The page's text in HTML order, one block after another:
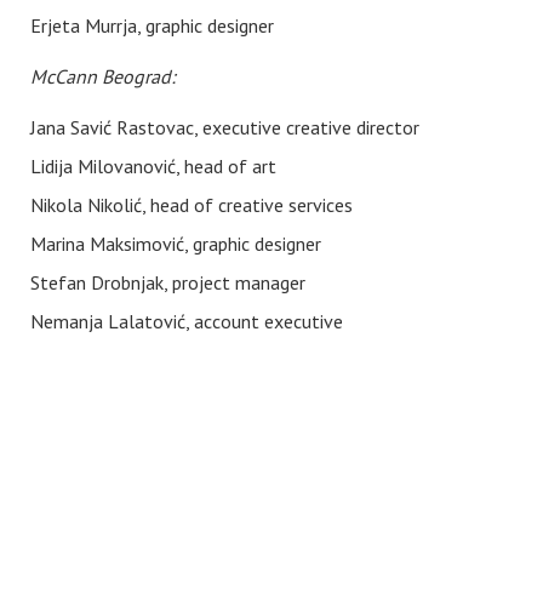
Erjeta Murrja, graphic designer
McCann Beograd:
Jana Savić Rastovac, executive creative director
Lidija Milovanović, head of art
Nikola Nikolić, head of creative services
Marina Maksimović, graphic designer
Stefan Drobnjak, project manager
Nemanja Lalatović, account executive